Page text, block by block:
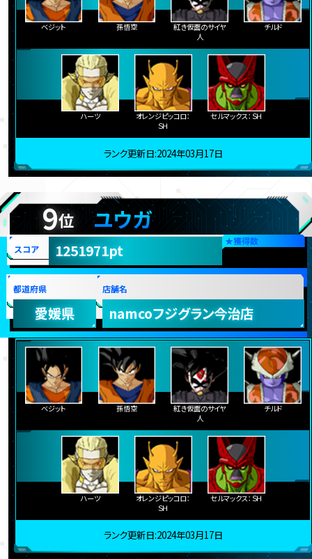
ベジット 孫悟空
紅き仮面のサイヤ
人
チルド
ハーツ
オレンジピッコロ：
ＳＨ
セルマックス：ＳＨ
ランク更新日:2024年03月17日
9位 ユウガ
★獲得数
スコア 1251971pt
都道府県
愛媛県
店舗名
namcoフジグラン今治店
ベジット 孫悟空
紅き仮面のサイヤ
人
チルド
ハーツ
オレンジピッコロ：
ＳＨ
セルマックス：ＳＨ
ランク更新日:2024年03月17日